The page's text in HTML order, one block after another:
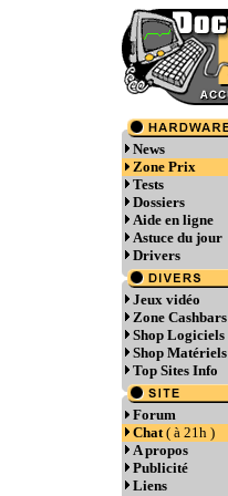
News
Zone Prix
Tests
Dossiers
Aide en ligne
Astuce du jour
Drivers
Jeux vidéo
Zone Cashbars
Shop Logiciels
Shop Matériels
Top Sites Info
Forum
Chat( à 21h )
A propos
Publicité
Liens